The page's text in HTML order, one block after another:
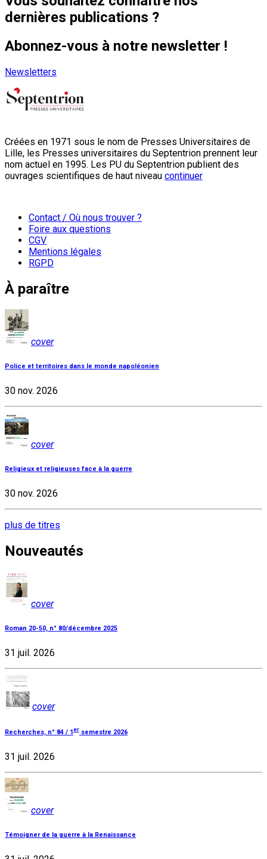
dernières publications ?
Abonnez-vous à notre newsletter !
Newsletters
Créées en 1971 sous le nom de Presses Universitaires de
Lille, les Presses universitaires du Septentrion prennent leur
nom actuel en 1995. Les PU du Septentrion publient des
ouvrages scientifiques de haut niveau continuer
Contact / Où nous trouver ?
Foire aux questions
CGV
Mentions légales
RGPD
À paraître
cover
Police et territoires dans le monde napoléonien
30 nov. 2026
cover
Religieux et religieuses face à la guerre
30 nov. 2026
plus de titres
Nouveautés
cover
Roman 20-50, n° 80/décembre 2025
31 juil. 2026
cover
Recherches, n° 84 / 1 er semestre 2026
31 juil. 2026
cover
Témoigner de la guerre à la Renaissance